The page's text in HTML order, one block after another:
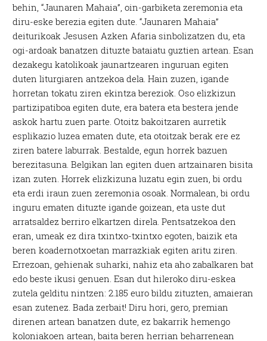
behin, “Jaunaren Mahaia”, oin-garbiketa zeremonia eta
diru-eske berezia egiten dute. “Jaunaren Mahaia”
deiturikoak Jesusen Azken Afaria sinbolizatzen du, eta
ogi-ardoak banatzen dituzte bataiatu guztien artean. Esan
dezakegu katolikoak jaunartzearen inguruan egiten
duten liturgiaren antzekoa dela. Hain zuzen, igande
horretan tokatu ziren ekintza bereziok. Oso elizkizun
partizipatiboa egiten dute, era batera eta bestera jende
askok hartu zuen parte. Otoitz bakoitzaren aurretik
esplikazio luzea ematen dute, eta otoitzak berak ere ez
ziren batere laburrak. Bestalde, egun horrek bazuen
berezitasuna. Belgikan lan egiten duen artzainaren bisita
izan zuten. Horrek elizkizuna luzatu egin zuen, bi ordu
eta erdi iraun zuen zeremonia osoak. Normalean, bi ordu
inguru ematen dituzte igande goizean, eta uste dut
arratsaldez berriro elkartzen direla. Pentsatzekoa den
eran, umeak ez dira txintxo-txintxo egoten, baizik eta
beren koadernotxoetan marrazkiak egiten aritu ziren.
Errezoan, gehienak suharki, nahiz eta aho zabalkaren bat
edo beste ikusi genuen. Esan dut hileroko diru-eskea
zutela gelditu nintzen: 2.185 euro bildu zituzten, amaieran
esan zutenez. Bada zerbait! Diru hori, gero, premian
direnen artean banatzen dute, ez bakarrik hemengo
koloniakoen artean, baita beren herrian beharrenean